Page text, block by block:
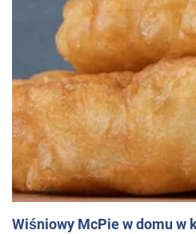
Wiśniowy McPie w domu w